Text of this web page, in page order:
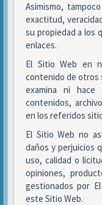
Asimismo,
exactitud,
su propiedad a los
enlaces.
El Sitio Web en
contenido de otros
examina ni hace
contenidos,
en los referidos
El Sitio Web no
daños y perjuicios
uso, calidad o
opiniones,
gestionados por
este Sitio Web.